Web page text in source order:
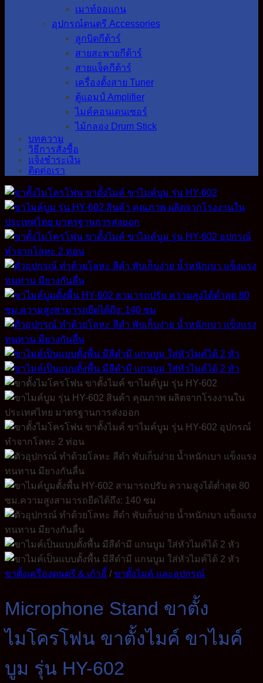
เมาท์ออแกน
อุปกรณ์ดนตรี Accessories
ลูกบิดกีต้าร์
สายสะพายกีต้าร์
สายแจ็คกีต้าร์
เครื่องตั้งสาย Tuner
ตู้แอมป์ Amplifier
ไมค์คอนเดนเซอร์
ไม้กลอง Drum Stick
บทความ
วิธีการสั่งซื้อ
แจ้งชำระเงิน
ติดต่อเรา
ขาตั้งเครื่องดนตรี & เก้าอี้ / ขาตั้งไมค์ และอุปกรณ์
Microphone Stand ขาตั้ง
ไมโครโฟน ขาตั้งไมค์ ขาไมค์
บูม รุ่น HY-602